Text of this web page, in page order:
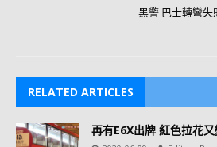
黑警 巴士轉彎失
RELATED ARTICLES
再有E6X出牌 紅色拉花